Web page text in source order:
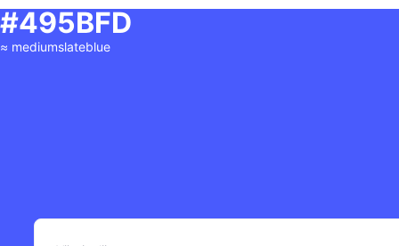
#495BFD
≈ mediumslateblue